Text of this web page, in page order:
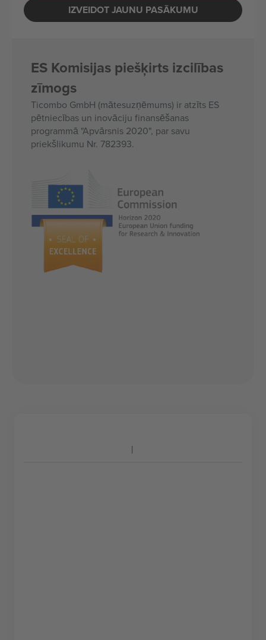
IZVEIDOT JAUNU PASĀKUMU
ES Komisijas piešķirts izcilības
zīmogs
Ticombo GmbH (mātesuzņēmums) ir atzīts ES
pētniecības un inovāciju finansēšanas
programmā "Apvārsnis 2020", par savu
priekšlikumu Nr. 782393.